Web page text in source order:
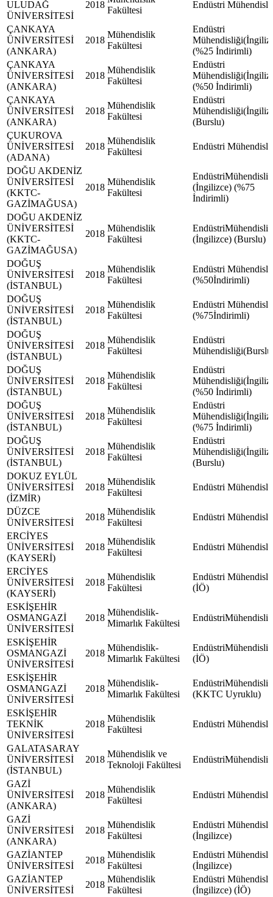
ULUDAĞ
ÜNİVERSİTESİ
2018
Fakültesi
Endüstri
ÇANKAYA
ÜNİVERSİTESİ
(ANKARA)
2018
Mühendislik
Fakültesi
Endüstri
(%25 İndirimli)
ÇANKAYA
ÜNİVERSİTESİ
(ANKARA)
2018
Mühendislik
Fakültesi
Endüstri
(%50 İndirimli)
ÇANKAYA
ÜNİVERSİTESİ
(ANKARA)
2018
Mühendislik
Fakültesi
Endüstri
(Burslu)
ÇUKUROVA
ÜNİVERSİTESİ
(ADANA)
2018
Mühendislik
Fakültesi
Endüstri
DOĞU AKDENİZ
ÜNİVERSİTESİ
(KKTC-
GAZİMAĞUSA)
2018
Mühendislik
Fakültesi
(İngilizce) (%75
İndirimli)
DOĞU AKDENİZ
ÜNİVERSİTESİ
(KKTC-
GAZİMAĞUSA)
2018
Mühendislik
Fakültesi
(İngilizce) (Burslu)
DOĞUŞ
ÜNİVERSİTESİ
(İSTANBUL)
2018
Mühendislik
Fakültesi
Endüstri
(%50İndirimli)
DOĞUŞ
ÜNİVERSİTESİ
(İSTANBUL)
2018
Mühendislik
Fakültesi
Endüstri
(%75İndirimli)
DOĞUŞ
ÜNİVERSİTESİ
(İSTANBUL)
2018
Mühendislik
Fakültesi
Endüstri
DOĞUŞ
ÜNİVERSİTESİ
(İSTANBUL)
2018
Mühendislik
Fakültesi
Endüstri
(%50 İndirimli)
DOĞUŞ
ÜNİVERSİTESİ
(İSTANBUL)
2018
Mühendislik
Fakültesi
Endüstri
(%75 İndirimli)
DOĞUŞ
ÜNİVERSİTESİ
(İSTANBUL)
2018
Mühendislik
Fakültesi
Endüstri
(Burslu)
DOKUZ EYLÜL
ÜNİVERSİTESİ
(İZMİR)
2018
Mühendislik
Fakültesi
Endüstri
DÜZCE
ÜNİVERSİTESİ
2018
Mühendislik
Fakültesi
Endüstri
ERCİYES
ÜNİVERSİTESİ
(KAYSERİ)
2018
Mühendislik
Fakültesi
Endüstri
ERCİYES
ÜNİVERSİTESİ
(KAYSERİ)
2018
Mühendislik
Fakültesi
Endüstri
(İÖ)
ESKİŞEHİR
OSMANGAZİ
ÜNİVERSİTESİ
2018
Mühendislik-
Mimarlık Fakültesi
ESKİŞEHİR
OSMANGAZİ
ÜNİVERSİTESİ
2018
Mühendislik-
Mimarlık Fakültesi
(İÖ)
ESKİŞEHİR
OSMANGAZİ
ÜNİVERSİTESİ
2018
Mühendislik-
Mimarlık Fakültesi
(KKTC Uyruklu)
ESKİŞEHİR
TEKNİK
ÜNİVERSİTESİ
2018
Mühendislik
Fakültesi
Endüstri
GALATASARAY
ÜNİVERSİTESİ
(İSTANBUL)
2018
Mühendislik ve
Teknoloji Fakültesi
GAZİ
ÜNİVERSİTESİ
(ANKARA)
2018
Mühendislik
Fakültesi
Endüstri
GAZİ
ÜNİVERSİTESİ
(ANKARA)
2018
Mühendislik
Fakültesi
Endüstri
(İngilizce)
GAZİANTEP
ÜNİVERSİTESİ
2018
Mühendislik
Fakültesi
Endüstri
(İngilizce)
GAZİANTEP
ÜNİVERSİTESİ
2018
Mühendislik
Fakültesi
Endüstri
(İngilizce) (İÖ)